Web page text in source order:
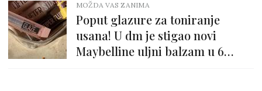
MOŽDA VAS ZANIMA
Poput glazure za toniranje
usana! U dm je stigao novi
Maybelline uljni balzam u 6